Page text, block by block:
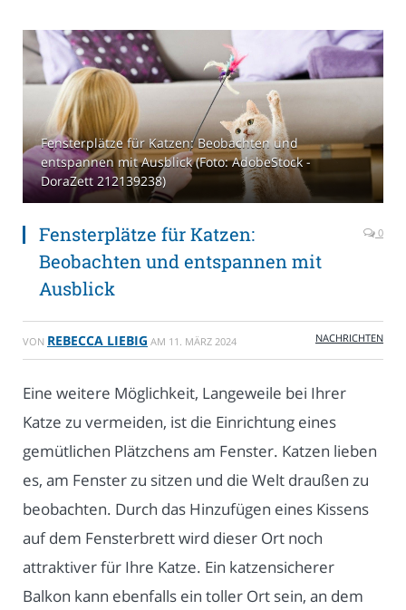
Fensterplätze für Katzen: Beobachten und
entspannen mit Ausblick (Foto: AdobeStock -
DoraZett 212139238)
Fensterplätze für Katzen:
Beobachten und entspannen mit
Ausblick
0
VON REBECCA LIEBIG AM 11. MÄRZ 2024 NACHRICHTEN
Eine weitere Möglichkeit, Langeweile bei Ihrer
Katze zu vermeiden, ist die Einrichtung eines
gemütlichen Plätzchens am Fenster. Katzen lieben
es, am Fenster zu sitzen und die Welt draußen zu
beobachten. Durch das Hinzufügen eines Kissens
auf dem Fensterbrett wird dieser Ort noch
attraktiver für Ihre Katze. Ein katzensicherer
Balkon kann ebenfalls ein toller Ort sein, an dem